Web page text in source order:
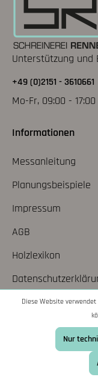
Unterstützung und
+49 (0)2151 - 3610661
Mo-Fr, 09:00 -
Informationen
Messanleitung
Planungsbeispiele
Impressum
AGB
Holzlexikon
Kontakt
Widerrufsbelehrung
Diese Website
Nur